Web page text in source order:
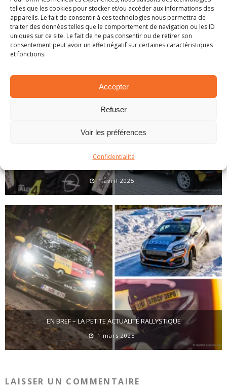
telles que les cookies pour stocker et/ou accéder aux informations des
appareils. Le fait de consentir à ces technologies nous permettra de
traiter des données telles que le comportement de navigation ou les ID
uniques sur ce site. Le fait de ne pas consentir ou de retirer son
consentement peut avoir un effet négatif sur certaines caractéristiques
et fonctions.
Accepter
Refuser
Voir les préférences
Confidentialité
ARTICLES SIMILAIRES
1 avril 2025
EN BREF – LA PETITE ACTUALITÉ RALLYSTIQUE
1 mars 2025
LAISSER UN COMMENTAIRE